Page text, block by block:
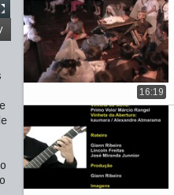
16:19